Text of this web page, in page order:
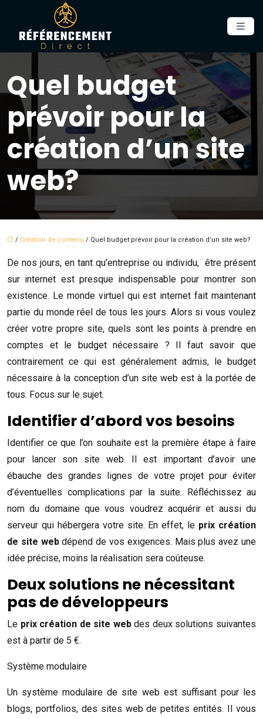
Quel budget
prévoir pour la
création d’un site
web?
/ Création de contenu / Quel budget prévoir pour la création d’un site web?
De nos jours, en tant qu’entreprise ou individu, être présent
sur internet est presque indispensable pour montrer son
existence. Le monde virtuel qui est internet fait maintenant
partie du monde réel de tous les jours. Alors si vous voulez
créer votre propre site, quels sont les points à prendre en
comptes et le budget nécessaire ? Il faut savoir que
contrairement ce qui est généralement admis, le budget
nécessaire à la conception d’un site web est à la portée de
tous. Focus sur le sujet.
Identifier d’abord vos besoins
Identifier ce que l’on souhaite est la première étape à faire
pour lancer son site web. Il est important d’avoir une
ébauche des grandes lignes de votre projet pour éviter
d’éventuelles complications par la suite. Réfléchissez au
nom du domaine que vous voudrez acquérir et aussi du
serveur qui hébergera votre site. En effet, le prix création
de site webdépend de vos exigences. Mais plus avez une
idée précise, moins la réalisation sera coûteuse.
Deux solutions ne nécessitant
pas de développeurs
Le prix création de site webdes deux solutions suivantes
est à partir de 5 €.
Système modulaire
Un système modulaire de site web est suffisant pour les
blogs, portfolios, des sites web de petites entités. Il vous